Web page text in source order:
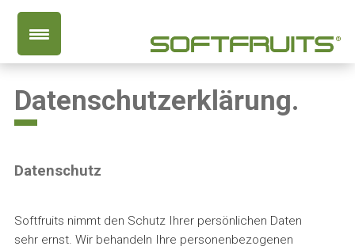
Datenschutzerklärung.
Datenschutz
Softfruits nimmt den Schutz Ihrer persönlichen Daten
sehr ernst. Wir behandeln Ihre personenbezogenen